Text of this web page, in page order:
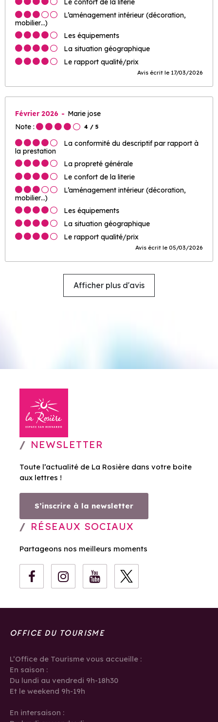
L’aménagement intérieur (décoration,
mobilier…)
Les équipements
La situation géographique
Le rapport qualité/prix
Avis écrit le 17/03/2026
Février 2026
Marie jose
Note :
4 / 5
La conformité du descriptif par rapport à
la prestation
La propreté générale
Le confort de la literie
L’aménagement intérieur (décoration,
mobilier…)
Les équipements
La situation géographique
Le rapport qualité/prix
Avis écrit le 05/03/2026
Afficher plus d'avis
NEWSLETTER
Toute l’actualité de La Rosière dans votre boite
aux lettres !
S’inscrire à la newsletter
RÉSEAUX SOCIAUX
Partageons nos meilleurs moments
OFFICE DU TOURISME
L’Office de Tourisme vous accueille :
En saison :
Du lundi au vendredi 9h-18h30
Et le weekend 9h-19h
En intersaison :